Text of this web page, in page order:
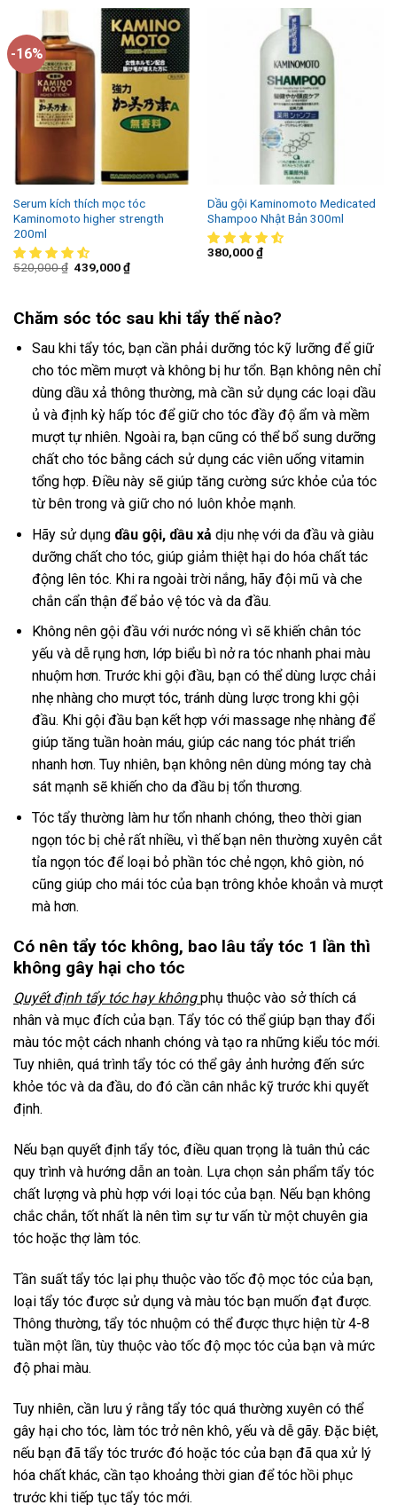
-16%
Serum kích thích mọc tóc
Kaminomoto higher strength
200ml
520,000₫ 439,000₫
Dầu gội Kaminomoto Medicated
Shampoo Nhật Bản 300ml
380,000₫
Chăm sóc tóc sau khi tẩy thế nào?
Sau khi tẩy tóc, bạn cần phải dưỡng tóc kỹ lưỡng để giữ
cho tóc mềm mượt và không bị hư tổn. Bạn không nên chỉ
dùng dầu xả thông thường, mà cần sử dụng các loại dầu
ủ và định kỳ hấp tóc để giữ cho tóc đầy độ ẩm và mềm
mượt tự nhiên. Ngoài ra, bạn cũng có thể bổ sung dưỡng
chất cho tóc bằng cách sử dụng các viên uống vitamin
tổng hợp. Điều này sẽ giúp tăng cường sức khỏe của tóc
từ bên trong và giữ cho nó luôn khỏe mạnh.
Hãy sử dụng dầu gội, dầu xả dịu nhẹ với da đầu và giàu
dưỡng chất cho tóc, giúp giảm thiệt hại do hóa chất tác
động lên tóc. Khi ra ngoài trời nắng, hãy đội mũ và che
chắn cẩn thận để bảo vệ tóc và da đầu.
Không nên gội đầu với nước nóng vì sẽ khiến chân tóc
yếu và dễ rụng hơn, lớp biểu bì nở ra tóc nhanh phai màu
nhuộm hơn. Trước khi gội đầu, bạn có thể dùng lược chải
nhẹ nhàng cho mượt tóc, tránh dùng lược trong khi gội
đầu. Khi gội đầu bạn kết hợp với massage nhẹ nhàng để
giúp tăng tuần hoàn máu, giúp các nang tóc phát triển
nhanh hơn. Tuy nhiên, bạn không nên dùng móng tay chà
sát mạnh sẽ khiến cho da đầu bị tổn thương.
Tóc tẩy thường làm hư tổn nhanh chóng, theo thời gian
ngọn tóc bị chẻ rất nhiều, vì thế bạn nên thường xuyên cắt
tỉa ngọn tóc để loại bỏ phần tóc chẻ ngọn, khô giòn, nó
cũng giúp cho mái tóc của bạn trông khỏe khoắn và mượt
mà hơn.
Có nên tẩy tóc không, bao lâu tẩy tóc 1 lần thì
không gây hại cho tóc
Quyết định tẩy tóc hay không phụ thuộc vào sở thích cá
nhân và mục đích của bạn. Tẩy tóc có thể giúp bạn thay đổi
màu tóc một cách nhanh chóng và tạo ra những kiểu tóc mới.
Tuy nhiên, quá trình tẩy tóc có thể gây ảnh hưởng đến sức
khỏe tóc và da đầu, do đó cần cân nhắc kỹ trước khi quyết
định.
Nếu bạn quyết định tẩy tóc, điều quan trọng là tuân thủ các
quy trình và hướng dẫn an toàn. Lựa chọn sản phẩm tẩy tóc
chất lượng và phù hợp với loại tóc của bạn. Nếu bạn không
chắc chắn, tốt nhất là nên tìm sự tư vấn từ một chuyên gia
tóc hoặc thợ làm tóc.
Tần suất tẩy tóc lại phụ thuộc vào tốc độ mọc tóc của bạn,
loại tẩy tóc được sử dụng và màu tóc bạn muốn đạt được.
Thông thường, tẩy tóc nhuộm có thể được thực hiện từ 4-8
tuần một lần, tùy thuộc vào tốc độ mọc tóc của bạn và mức
độ phai màu.
Tuy nhiên, cần lưu ý rằng tẩy tóc quá thường xuyên có thể
gây hại cho tóc, làm tóc trở nên khô, yếu và dễ gãy. Đặc biệt,
nếu bạn đã tẩy tóc trước đó hoặc tóc của bạn đã qua xử lý
hóa chất khác, cần tạo khoảng thời gian để tóc hồi phục
trước khi tiếp tục tẩy tóc mới.